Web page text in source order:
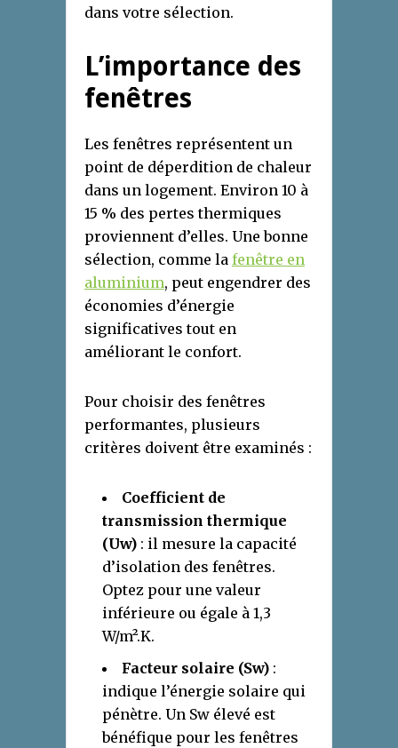
dans votre sélection.
L’importance des
fenêtres
Les fenêtres représentent un
point de déperdition de chaleur
dans un logement. Environ 10 à
15 % des pertes thermiques
proviennent d’elles. Une bonne
sélection, comme la fenêtre en
aluminium, peut engendrer des
économies d’énergie
significatives tout en
améliorant le confort.
Pour choisir des fenêtres
performantes, plusieurs
critères doivent être examinés :
Coefficient de
transmission thermique
(Uw) : il mesure la capacité
d’isolation des fenêtres.
Optez pour une valeur
inférieure ou égale à 1,3
W/m².K.
Facteur solaire (Sw) :
indique l’énergie solaire qui
pénètre. Un Sw élevé est
bénéfique pour les fenêtres